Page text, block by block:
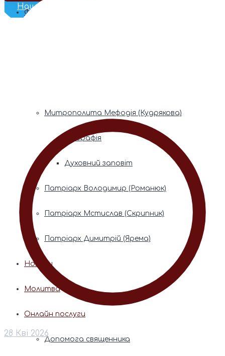
Наш Телеграм
Фонди пам’яті
Митрополита Мефодія (Кудрякова)
Біографія
Духовний заповіт
Патріарх Володимир (Романюк)
Патріарх Мстислав (Скрипник)
Патріарх Димитрій (Ярема)
Новини
Молитва
Онлайн послуги
Допомога священника
28 Кві 2026